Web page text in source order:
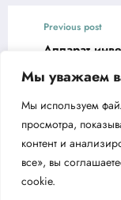
Мы уважаем
Мы используем
просмотра,
контент и
все», вы
cookie.
Previous post
Аппарат